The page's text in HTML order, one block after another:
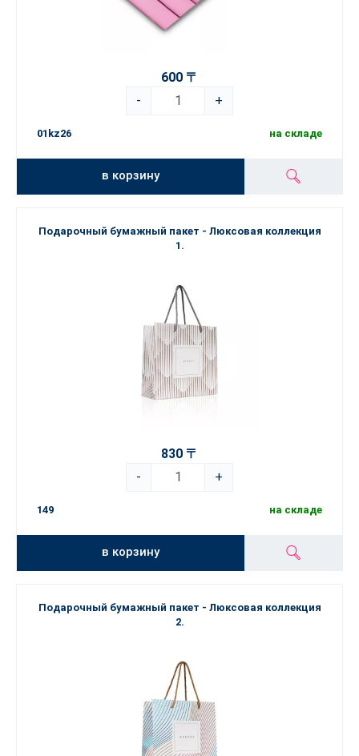
600 〒
-
+
01kz26 на складе
в корзину
Подарочный бумажный пакет - Люксовая коллекция
1.
830 〒
-
+
149 на складе
в корзину
Подарочный бумажный пакет - Люксовая коллекция
2.